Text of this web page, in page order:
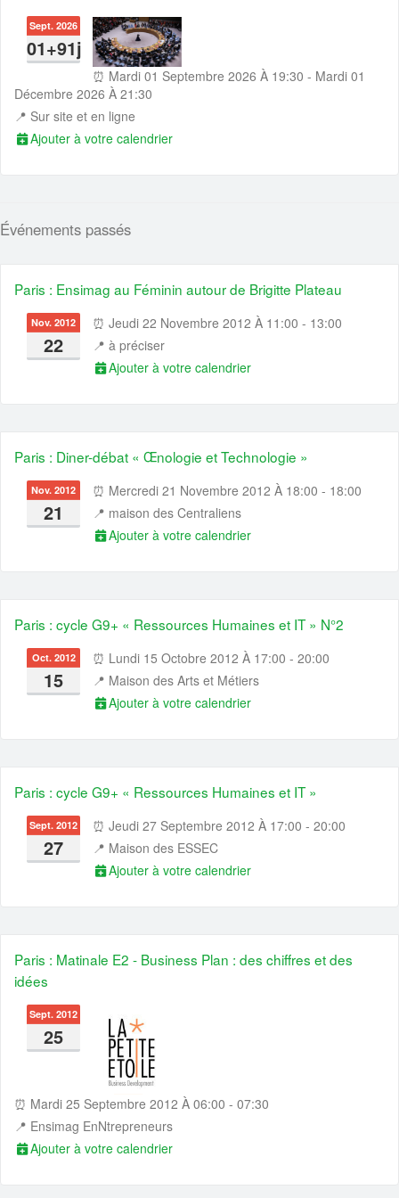
Sept. 2026
01+91j
⏰ Mardi 01 Septembre 2026 À 19:30 - Mardi 01
Décembre 2026 À 21:30
📍 Sur site et en ligne
Ajouter à votre calendrier
Événements passés
Paris : Ensimag au Féminin autour de Brigitte Plateau
Nov. 2012
22
⏰ Jeudi 22 Novembre 2012 À 11:00 - 13:00
📍 à préciser
Ajouter à votre calendrier
Paris : Diner-débat « Œnologie et Technologie »
Nov. 2012
21
⏰ Mercredi 21 Novembre 2012 À 18:00 - 18:00
📍 maison des Centraliens
Ajouter à votre calendrier
Paris : cycle G9+ « Ressources Humaines et IT » N°2
Oct. 2012
15
⏰ Lundi 15 Octobre 2012 À 17:00 - 20:00
📍 Maison des Arts et Métiers
Ajouter à votre calendrier
Paris : cycle G9+ « Ressources Humaines et IT »
Sept. 2012
27
⏰ Jeudi 27 Septembre 2012 À 17:00 - 20:00
📍 Maison des ESSEC
Ajouter à votre calendrier
Paris : Matinale E2 - Business Plan : des chiffres et des
idées
Sept. 2012
25
⏰ Mardi 25 Septembre 2012 À 06:00 - 07:30
📍 Ensimag EnNtrepreneurs
Ajouter à votre calendrier